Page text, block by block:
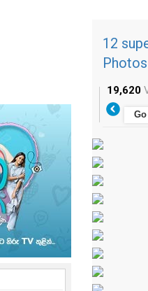
12
Photos
19,620